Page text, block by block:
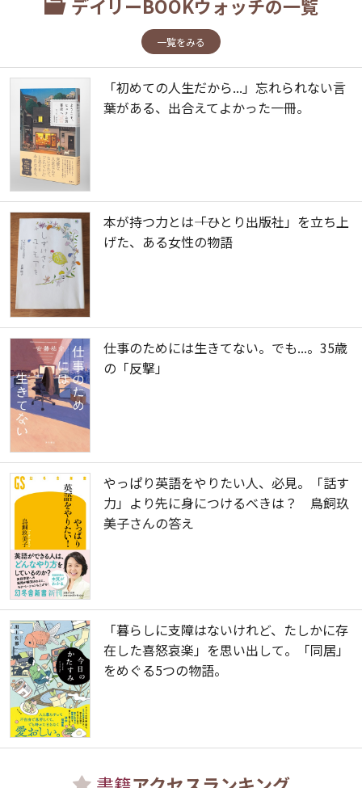
デイリーBOOKウォッチの一覧
一覧をみる
「初めての人生だから...」忘れられない言
葉がある、出合えてよかった一冊。
本が持つ力とは――「ひとり出版社」を立ち上
げた、ある女性の物語
仕事のためには生きてない。でも...。35歳
の「反撃」
やっぱり英語をやりたい人、必見。「話す
力」より先に身につけるべきは？ 鳥飼玖
美子さんの答え
「暮らしに支障はないけれど、たしかに存
在した喜怒哀楽」を思い出して。「同居」
をめぐる5つの物語。